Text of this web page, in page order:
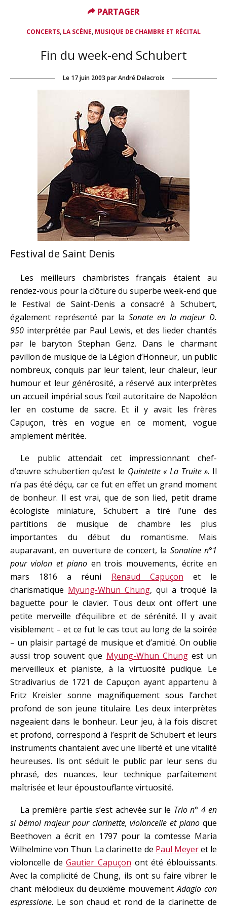
CONCERTS, LA SCÈNE, MUSIQUE DE CHAMBRE ET RÉCITAL
Fin du week-end Schubert
Le 17 juin 2003 par André Delacroix
Festival de Saint Denis
Les meilleurs chambristes français étaient au
rendez-vous pour la clôture du superbe week-end que
le Festival de Saint-Denis a consacré à Schubert,
également représenté par la Sonate en la majeur D.
950 interprétée par Paul Lewis, et des lieder chantés
par le baryton Stephan Genz. Dans le charmant
pavillon de musique de la Légion d’Honneur, un public
nombreux, conquis par leur talent, leur chaleur, leur
humour et leur générosité, a réservé aux interprètes
un accueil impérial sous l’œil autoritaire de Napoléon
Ier en costume de sacre. Et il y avait les frères
Capuçon, très en vogue en ce moment, vogue
amplement méritée.
Le public attendait cet impressionnant chef-
d’œuvre schubertien qu’est le Quintette « La Truite ». Il
n’a pas été déçu, car ce fut en effet un grand moment
de bonheur. Il est vrai, que de son lied, petit drame
écologiste miniature, Schubert a tiré l’une des
partitions de musique de chambre les plus
importantes du début du romantisme. Mais
auparavant, en ouverture de concert, la Sonatine n°1
pour violon et pianoen trois mouvements, écrite en
mars 1816 a réuni Renaud Capuçon et le
charismatique Myung-Whun Chung, qui a troqué la
baguette pour le clavier. Tous deux ont offert une
petite merveille d’équilibre et de sérénité. Il y avait
visiblement – et ce fut le cas tout au long de la soirée
– un plaisir partagé de musique et d’amitié. On oublie
aussi trop souvent que Myung-Whun Chungest un
merveilleux et pianiste, à la virtuosité pudique. Le
Stradivarius de 1721 de Capuçon ayant appartenu à
Fritz Kreisler sonne magnifiquement sous l’archet
profond de son jeune titulaire. Les deux interprètes
nageaient dans le bonheur. Leur jeu, à la fois discret
et profond, correspond à l’esprit de Schubert et leurs
instruments chantaient avec une liberté et une vitalité
heureuses. Ils ont séduit le public par leur sens du
phrasé, des nuances, leur technique parfaitement
maîtrisée et leur époustouflante virtuosité.
La première partie s’est achevée sur le Trio n° 4 en
si bémol majeur pour clarinette, violoncelle et piano que
Beethoven a écrit en 1797 pour la comtesse Maria
Wilhelmine von Thun. La clarinette de Paul Meyeret le
violoncelle deGautier Capuçon ont été éblouissants.
Avec la complicité de Chung, ils ont su faire vibrer le
chant mélodieux du deuxième mouvementAdagio con
espressione. Le son chaud et rond de la clarinette de
PARTAGER
PARTAGER